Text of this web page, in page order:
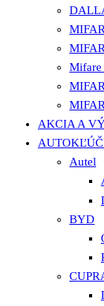
Mifare
AKCIA A
Autel
BYD